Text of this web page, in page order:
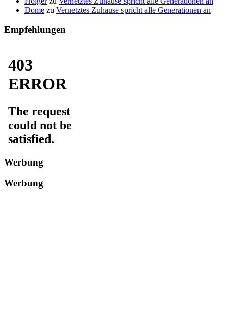
Dome zu Vernetztes Zuhause spricht alle Generationen an
Empfehlungen
Werbung
Werbung